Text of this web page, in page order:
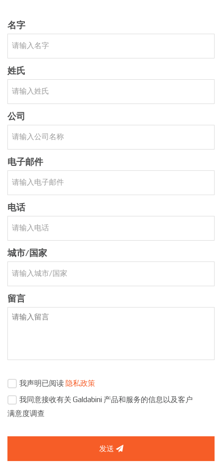
名字
姓氏
公司
电子邮件
电话
城市/国家
留言
我声明已阅读 隐私政策
我同意接收有关 Galdabini 产品和服务的信息以及客户
满意度调查
发送